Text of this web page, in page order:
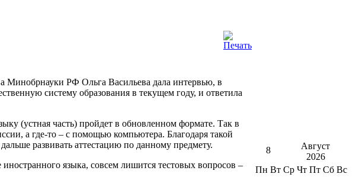
Минобрнауки РФ Ольга Васильева дала интервью, в
систему образования в текущем году, и ответила
(устная часть) пройдет в обновленном формате. Так в
а где-то – с помощью компьютера. Благодаря такой
развивать аттестацию по данному предмету.
языка, совсем лишится тестовых вопросов –
8
Август
2026
Пн Вт Ср Чт Пт Сб Вс